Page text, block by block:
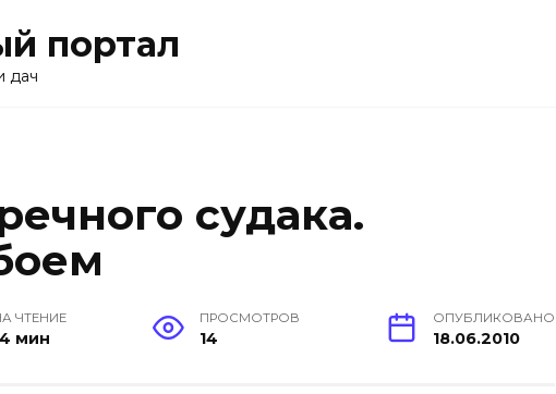
портал
дач
судака.
ЧТЕНИЕ
мин
ПРОСМОТРОВ
14
ОПУБЛИКОВАНО
18.06.2010